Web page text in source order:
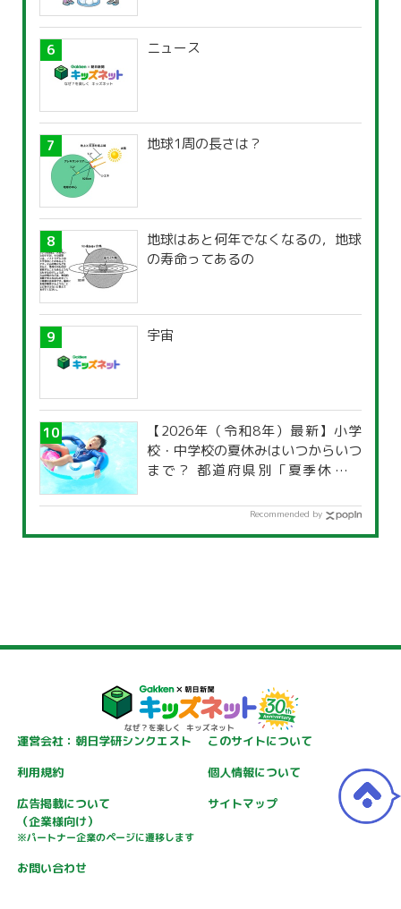
ニュース
地球1周の長さは？
地球はあと何年でなくなるの，地球
の寿命ってあるの
宇宙
【2026年（令和8年）最新】小学
校・中学校の夏休みはいつからいつ
まで？ 都道府県別「夏季休暇一
Recommended by
運営会社：朝日学研シンクエスト
このサイトについて
利用規約
個人情報について
広告掲載について
（企業様向け）
※パートナー企業のページに遷移します
サイトマップ
お問い合わせ